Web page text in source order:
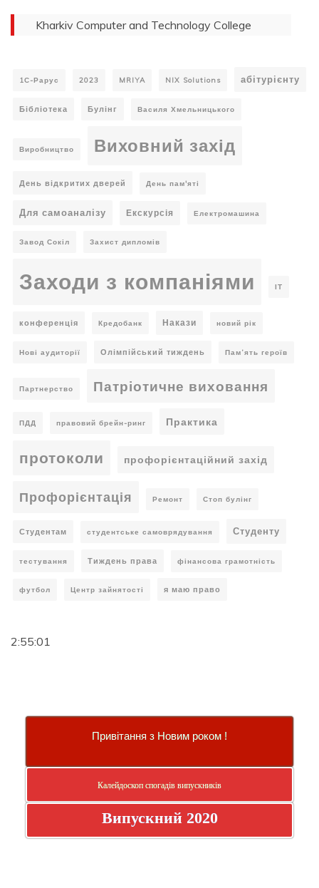
Kharkiv Computer and Technology College
1С-Рарус 2023 MRIYA NIX Solutions абітурієнту
Бібліотека Булінг Василя Хмельницького
Виробництво Виховний захід
День відкритих дверей День пам'яті
Для самоаналізу Екскурсія Електромашина
Завод Сокіл Захист дипломів
Заходи з компаніями ІТ
конференція Кредобанк Накази новий рік
Нові аудиторії Олімпійський тиждень Пам’ять героїв
Партнерство Патріотичне виховання
ПДД правовий брейн-ринг Практика
протоколи профорієнтаційний захід
Профорієнтація Ремонт Стоп булінг
Студентам студентське самоврядування Студенту
тестування Тиждень права фінансова грамотність
футбол Центр зайнятості я маю право
2:55:02
Привітання з Новим роком !
Калейдоскоп спогадів випускників
Випускний 2020